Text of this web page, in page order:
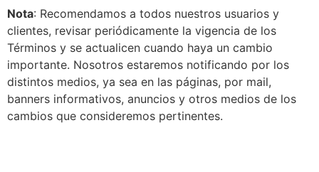
Nota: Recomendamos a todos nuestros usuarios y
clientes, revisar periódicamente la vigencia de los
Términos y se actualicen cuando haya un cambio
importante. Nosotros estaremos notificando por los
distintos medios, ya sea en las páginas, por mail,
banners informativos, anuncios y otros medios de los
cambios que consideremos pertinentes.